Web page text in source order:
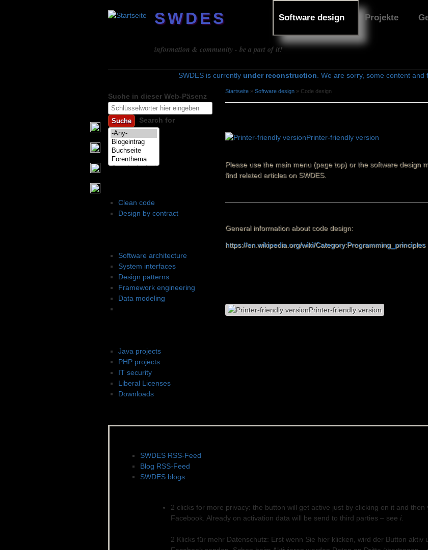
SWDES
information & community - be a part of it!
Software design Projekte
SWDES is currently under reconstruction . We are sorry, some content and
Suchformular
Suche in dieser Web-Päsenz
Search for
Clean code
Design by contract
Software architecture
System interfaces
Design patterns
Framework engineering
Data modeling
Java projects
PHP projects
IT security
Liberal Licenses
Downloads
Sie sind hier
Startseite » Software design » Code design
Printer-friendly version
Please use the main menu (page top) or the software design
find related articles on SWDES.
General information about code design:
https://en.wikipedia.org/wiki/Category:Programming_principles
Printer-friendly version
SWDES RSS-Feed
Blog RSS-Feed
SWDES blogs
2 clicks for more privacy: the button will get active just by clicking on it and
Facebook. Already on activation data will be send to third parties – see i
2 Klicks für mehr Datenschutz: Erst wenn Sie hier klicken, wird der Button aktiv